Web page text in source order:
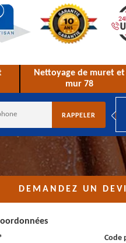
Nettoyage de muret et
mur 78
DEMANDEZ UN
Code